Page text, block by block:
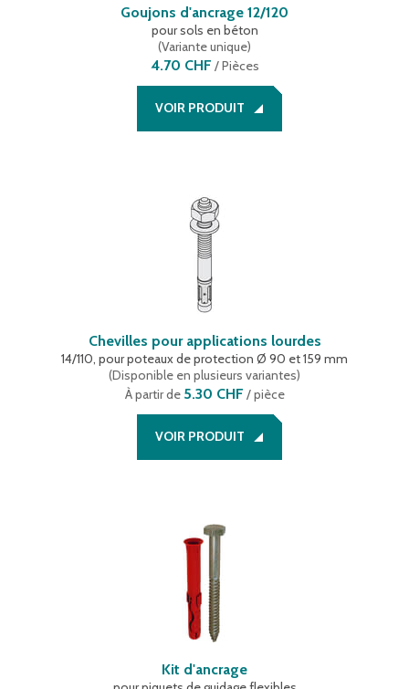
Goujons d'ancrage 12/120
pour sols en béton
(Variante unique)
4.70 CHF /Pièces
VOIR PRODUIT
Chevilles pour applications lourdes
14/110, pour poteaux de protection Ø 90 et 159 mm
(Disponible en plusieurs variantes)
À partir de 5.30 CHF / pièce
VOIR PRODUIT
Kit d'ancrage